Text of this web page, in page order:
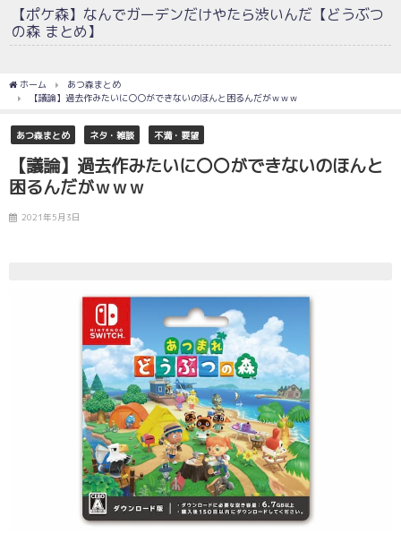
【ポケ森】なんでガーデンだけやたら渋いんだ【どうぶつ
の森 まとめ】
ホーム
あつ森まとめ
【議論】過去作みたいに〇〇ができないのほんと困るんだがｗｗｗ
あつ森まとめ ネタ・雑談 不満・要望
【議論】過去作みたいに〇〇ができないのほんと
困るんだがｗｗｗ
2021年5月3日